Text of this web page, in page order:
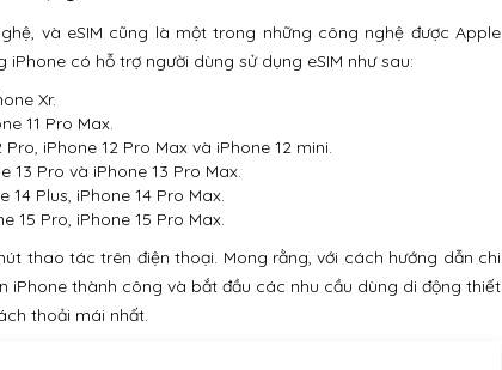
và eSIM cũng là một trong những công nghệ được Apple
có hỗ trợ người dùng sử dụng eSIM như sau:
Xr.
11 Pro Max.
Pro, iPhone 12 Pro Max và iPhone 12 mini.
13 Pro và iPhone 13 Pro Max.
14 Plus, iPhone 14 Pro Max.
15 Pro, iPhone 15 Pro Max.
thao tác trên điện thoại. Mong rằng, với cách hướng dẫn chi
iPhone thành công và bắt đầu các nhu cầu dùng di động thiết
thoải mái nhất.